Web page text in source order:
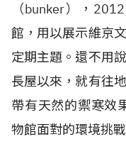
（bunker），
館，用以展示維京
定期主題。還不用
長屋以來，就有往
帶有天然的禦寒效
物館面對的環境挑戰